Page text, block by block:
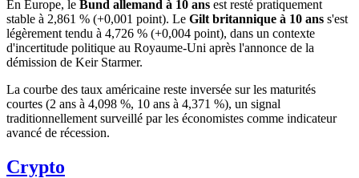
En Europe, le Bund allemand à 10 ans est resté pratiquement
stable à 2,861 % (+0,001 point). Le Gilt britannique à 10 ans s'est
légèrement tendu à 4,726 % (+0,004 point), dans un contexte
d'incertitude politique au Royaume-Uni après l'annonce de la
démission de Keir Starmer.
La courbe des taux américaine reste inversée sur les maturités
courtes (2 ans à 4,098 %, 10 ans à 4,371 %), un signal
traditionnellement surveillé par les économistes comme indicateur
avancé de récession.
Crypto